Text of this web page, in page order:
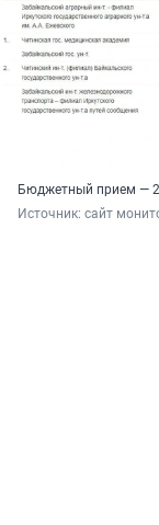
Бюджетный прием —
Источник: сайт